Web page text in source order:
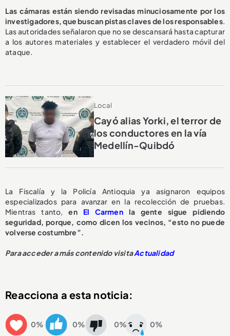
Las cámaras están siendo revisadas minuciosamente por los
investigadores, que buscan pistas claves de los responsables.
Las autoridades señalaron que no se descansará hasta capturar
a los autores materiales y establecer el verdadero móvil del
ataque.
Local
Cayó alias Yorki, el terror de
los conductores en la vía
Medellín-Quibdó
La Fiscalía y la Policía Antioquia ya asignaron equipos
especializados para avanzar en la recolección de pruebas.
Mientras tanto,en El Carmenla gente sigue pidiendo
seguridad, porque, como dicen los vecinos, “esto no puede
volverse costumbre”.
Para acceder a más contenido visitaActualidad
Reacciona a esta noticia:
0% 0% 0% 0%